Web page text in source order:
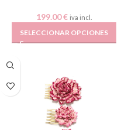
199.00€ iva incl.
SELECCIONAR OPCIONES